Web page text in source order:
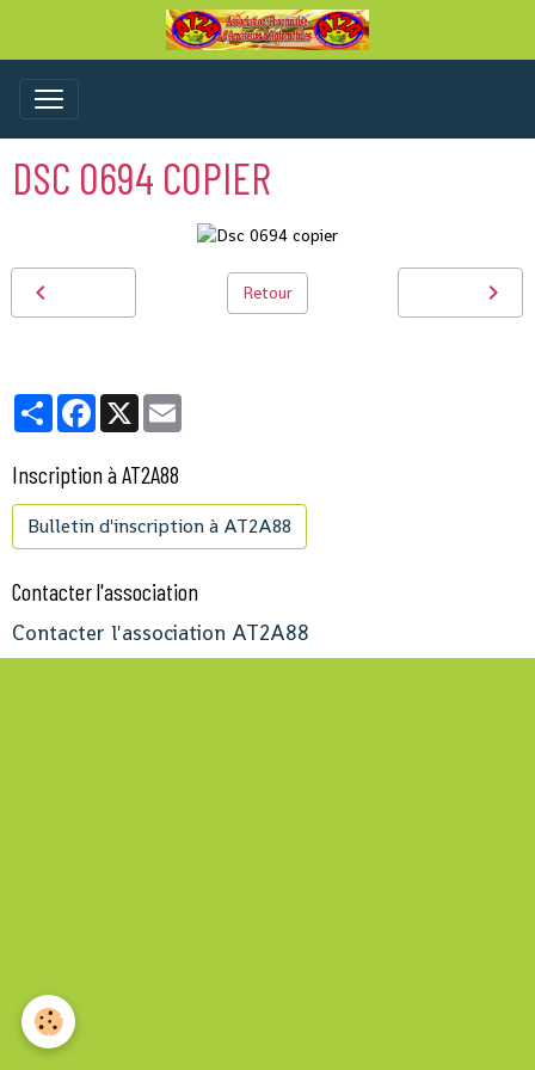
DSC 0694 COPIER
Retour
PartagerFacebook
X
Inscription à AT2A88
Bulletin d'inscription à AT2A88
Contacter l'association
Contacter l'association AT2A88